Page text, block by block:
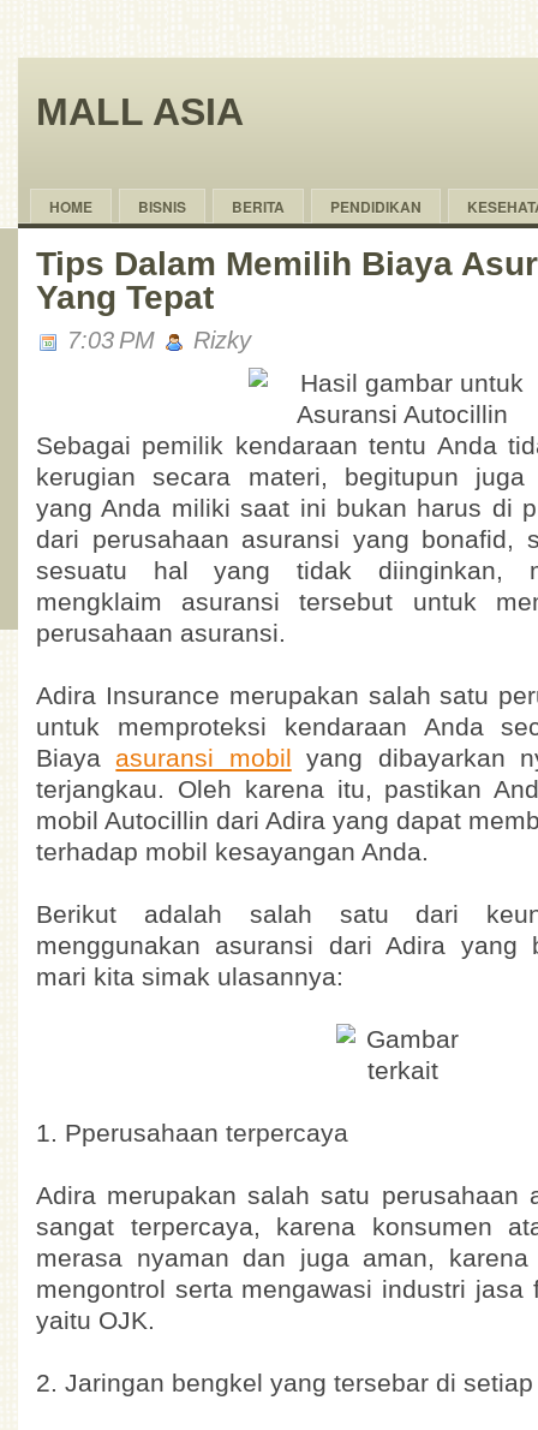
MALL ASIA
HOME BISNIS BERITA PENDIDIKAN
Tips Dalam Memilih Biaya
Yang Tepat
7:03 PM Rizky
Sebagai pemilik kendaraan tentu Anda
kerugian secara materi, begitupun juga
yang Anda miliki saat ini bukan harus di
dari perusahaan asuransi yang bonafid,
sesuatu hal yang tidak diinginkan,
mengklaim asuransi tersebut untuk
perusahaan asuransi.
Adira Insurance merupakan salah satu
untuk memproteksi kendaraan Anda
Biaya asuransi mobil yang dibayarkan
terjangkau. Oleh karena itu, pastikan
mobil Autocillin dari Adira yang dapat
terhadap mobil kesayangan Anda.
Berikut adalah salah satu dari
menggunakan asuransi dari Adira yang
mari kita simak ulasannya:
1. Pperusahaan terpercaya
Adira merupakan salah satu perusahaan
sangat terpercaya, karena konsumen
merasa nyaman dan juga aman,
mengontrol serta mengawasi industri jasa
yaitu OJK.
2. Jaringan bengkel yang tersebar di